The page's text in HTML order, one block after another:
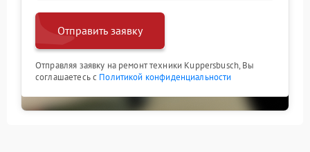
Отправить заявку
Отправляя заявку на ремонт техники Kuppersbusch, Вы
соглашаетесь с Политикой конфиденциальности